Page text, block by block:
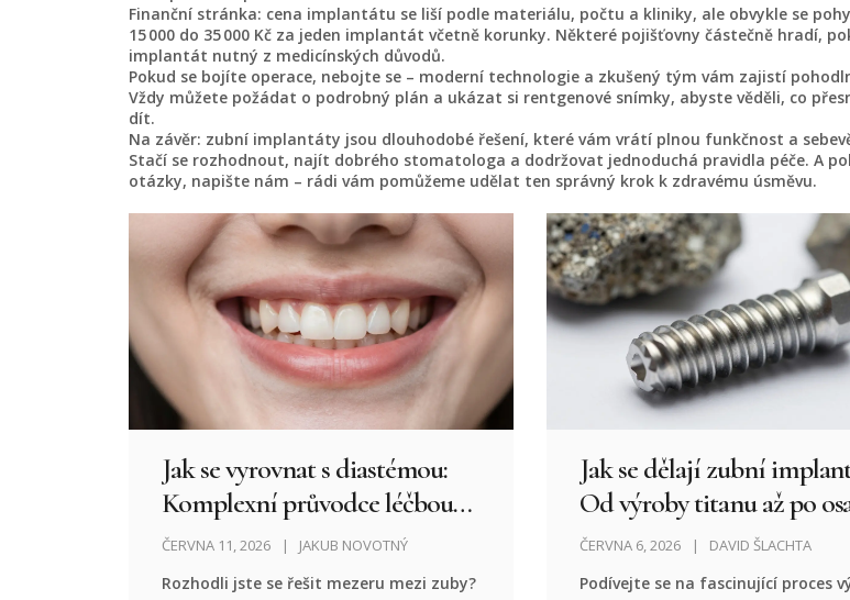
Finanční stránka: cena implantátu se liší podle materiálu, počtu a kliniky, ale obvykle se
15 000 do 35 000 Kč za jeden implantát včetně korunky. Některé pojišťovny částečně hradí,
implantát nutný z medicínských důvodů.
Pokud se bojíte operace, nebojte se – moderní technologie a zkušený tým vám zajistí
Vždy můžete požádat o podrobný plán a ukázat si rentgenové snímky, abyste věděli, co
dít.
Na závěr: zubní implantáty jsou dlouhodobé řešení, které vám vrátí plnou funkčnost a
Stačí se rozhodnout, najít dobrého stomatologa a dodržovat jednoduchá pravidla péče. A
otázky, napište nám – rádi vám pomůžeme udělat ten správný krok k zdravému úsměvu.
Jak se vyrovnat s diastémou:
Komplexní průvodce léčbou
mezery mezi zuby
ČERVNA 11, 2026 JAKUB NOVOTNÝ
Rozhodli jste se řešit mezeru mezi zuby?
Jak se dělají zubní
Od výroby titanu až po
v ústech
ČERVNA 6, 2026 DAVID ŠLACHTA
Podívejte se na fascinující proces